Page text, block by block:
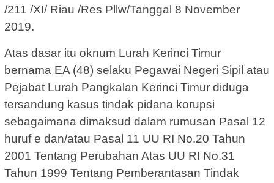
/211 /XI/ Riau /Res Pllw/Tanggal 8 November
2019.
Atas dasar itu oknum Lurah Kerinci Timur
bernama EA (48) selaku Pegawai Negeri Sipil atau
Pejabat Lurah Pangkalan Kerinci Timur diduga
tersandung kasus tindak pidana korupsi
sebagaimana dimaksud dalam rumusan Pasal 12
huruf e dan/atau Pasal 11 UU RI No.20 Tahun
2001 Tentang Perubahan Atas UU RI No.31
Tahun 1999 Tentang Pemberantasan Tindak